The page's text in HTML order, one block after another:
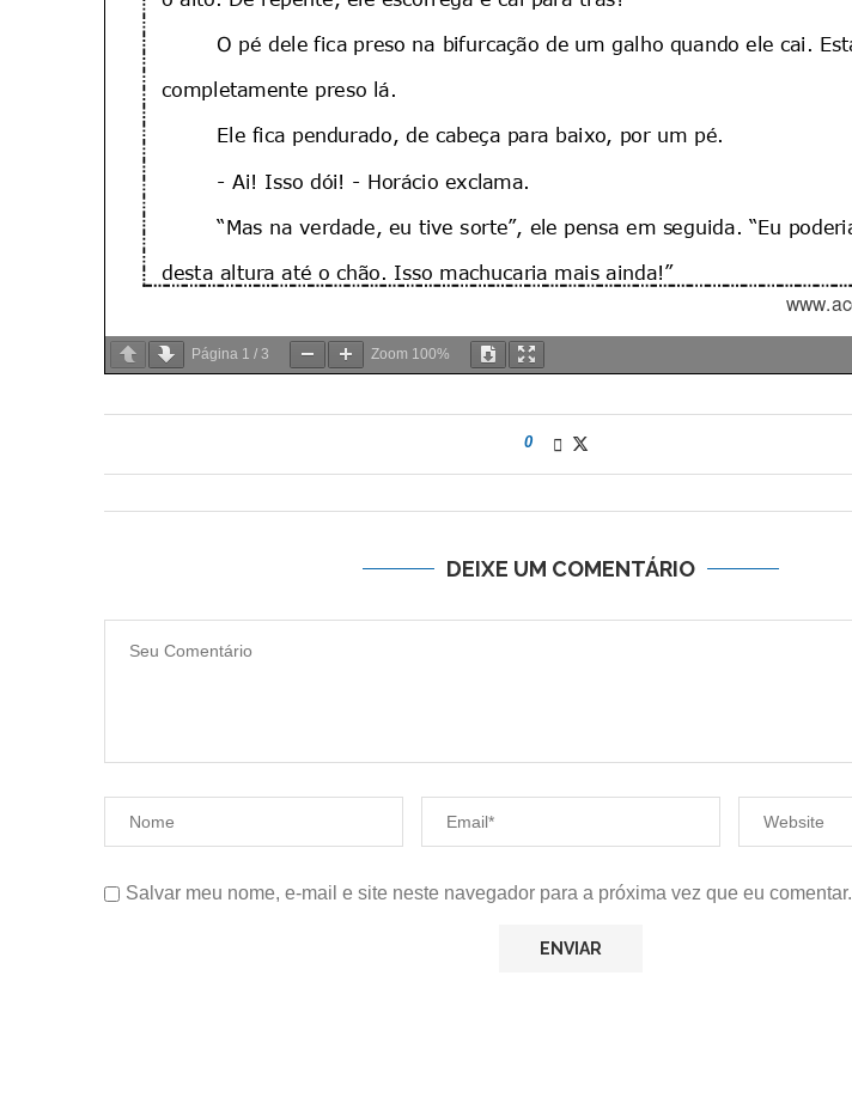
Página 1 / 3 Zoom 100%
0
DEIXE UM COMENTÁRIO
Salvar meu nome, e-mail e site neste navegador para a próxima vez que eu comentar.